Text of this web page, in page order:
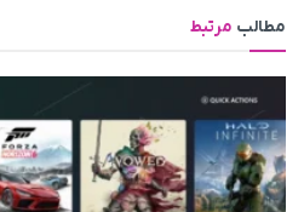
مطالب مرتبط